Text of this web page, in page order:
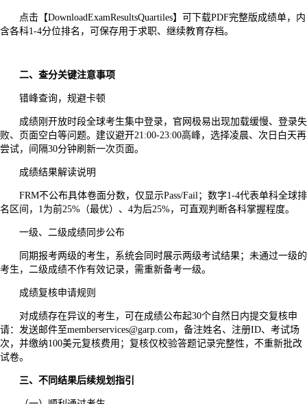
点击【DownloadExamResultsQuartiles】可下载PDF完整版成绩单，内
含各科1-4分位排名，可保存用于求职、继续教育存档。
二、查分关键注意事项
错峰查询，规避卡顿
成绩刚开放时段全球考生集中登录，官网极易出现加载缓慢、登录失
败、页面空白等问题。建议避开21:00-23:00高峰，选择凌晨、次日白天再
尝试，间隔30分钟刷新一次页面。
成绩结果解读说明
FRM不公布具体卷面分数，仅显示Pass/Fail；数字1-4代表单科全球排
名区间，1为前25%（最优）、4为后25%，可直观判断各科掌握程度。
一级、二级成绩同步公布
同期报考两级的考生，系统会同时展示两级考试结果；未通过一级的
考生，二级成绩不作有效记录，需重新备考一级。
成绩复核申请规则
对成绩存在异议的考生，可在成绩公布起30个自然日内提交复核申
请：发送邮件至memberservices@garp.com，备注姓名、注册ID、考试场
次，并缴纳100美元复核费用；复核仅校验答题记录完整性，不重新批改
试卷。
三、不同结果后续规划指引